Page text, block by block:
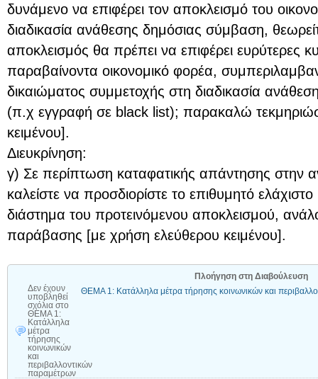
δυνάμενο να επιφέρει τον αποκλεισμό του
διαδικασία ανάθεσης δημόσιας σύμβαση,
αποκλεισμός θα πρέπει να επιφέρει ευρύτερες
παραβαίνοντα οικονομικό φορέα,
δικαιώματος συμμετοχής στη διαδικασία
(π.χ εγγραφή σε black list); παρακαλώ
κειμένου].
Διευκρίνηση:
γ) Σε περίπτωση καταφατικής απάντησης στην
καλείστε να προσδιορίστε το επιθυμητό ελάχιστο
διάστημα του προτεινόμενου αποκλεισμού,
παράβασης [με χρήση ελεύθερου κειμένου].
Πλοήγηση στη Διαβούλευση
Δεν έχουν
υποβληθεί
σχόλια στο
ΘΕΜΑ 1:
Κατάλληλα
μέτρα
τήρησης
κοινωνικών
και
περιβαλλοντικών
παραμέτρων
ΘΕΜΑ 1: Κατάλληλα μέτρα τήρησης κοινωνικών και